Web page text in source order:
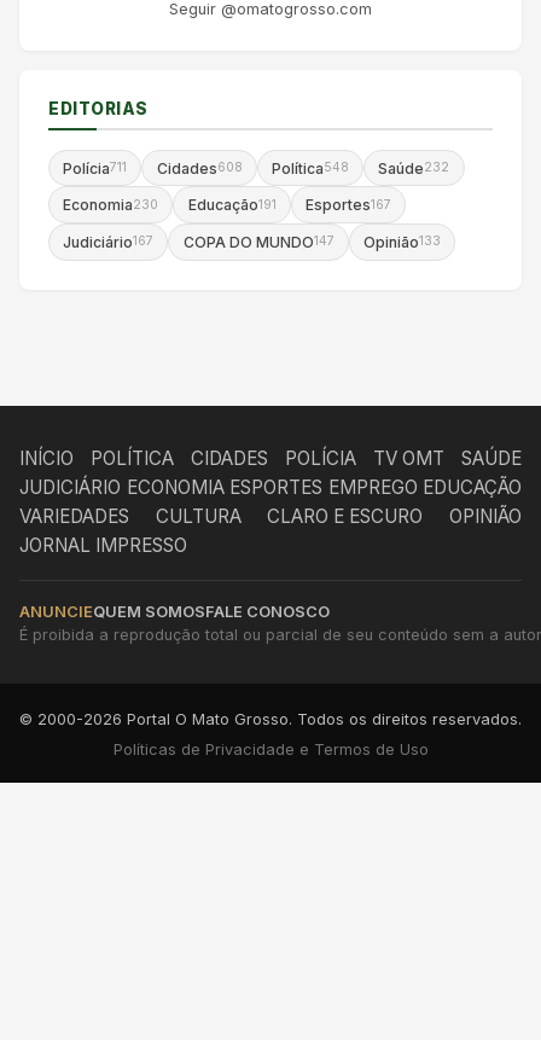
Seguir @omatogrosso.com
EDITORIAS
Polícia711 Cidades608 Política548 Saúde232
Economia230 Educação191 Esportes167
Judiciário167 COPA DO MUNDO147 Opinião133
INÍCIO POLÍTICA CIDADES POLÍCIA TV OMT
SAÚDE
JUDICIÁRIO ECONOMIA ESPORTES EMPREGO EDUCAÇÃO
VARIEDADES
CULTURA CLARO E ESCURO
OPINIÃO
JORNAL IMPRESSO
ANUNCIEQUEM SOMOSFALE CONOSCO
É proibida a reprodução total ou parcial de seu conteúdo sem a
© 2000-2026 Portal O Mato Grosso. Todos os direitos reservados.
Políticas de Privacidade e Termos de Uso